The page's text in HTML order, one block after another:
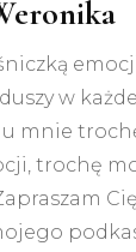
w
mnie
trochę